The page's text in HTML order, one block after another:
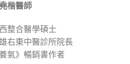
楷醫師
整合醫學碩士
右東中醫診所院長
養氣》暢銷書作者